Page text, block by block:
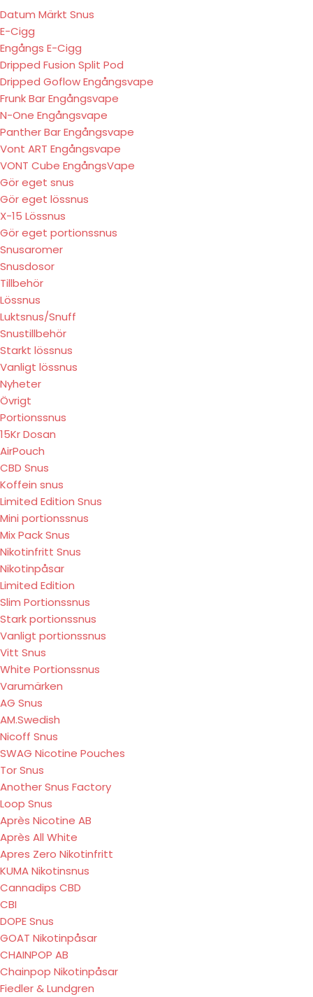
Datum Märkt Snus
E-Cigg
Engångs E-Cigg
Dripped Fusion Split Pod
Dripped Goflow Engångsvape
Frunk Bar Engångsvape
N-One Engångsvape
Panther Bar Engångsvape
Vont ART Engångsvape
VONT Cube EngångsVape
Gör eget snus
Gör eget lössnus
X-15 Lössnus
Gör eget portionssnus
Snusaromer
Snusdosor
Tillbehör
Lössnus
Luktsnus/Snuff
Snustillbehör
Starkt lössnus
Vanligt lössnus
Nyheter
Övrigt
Portionssnus
15Kr Dosan
AirPouch
CBD Snus
Koffein snus
Limited Edition Snus
Mini portionssnus
Mix Pack Snus
Nikotinfritt Snus
Nikotinpåsar
Limited Edition
Slim Portionssnus
Stark portionssnus
Vanligt portionssnus
Vitt Snus
White Portionssnus
Varumärken
AG Snus
AM.Swedish
Nicoff Snus
SWAG Nicotine Pouches
Tor Snus
Another Snus Factory
Loop Snus
Après Nicotine AB
Après All White
Apres Zero Nikotinfritt
KUMA Nikotinsnus
Cannadips CBD
CBI
DOPE Snus
GOAT Nikotinpåsar
CHAINPOP AB
Chainpop Nikotinpåsar
Fiedler & Lundgren